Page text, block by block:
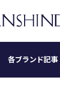
各ブランド記事